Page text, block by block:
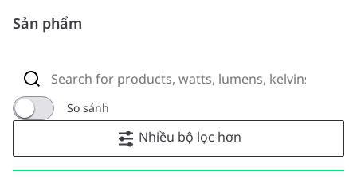
Sản phẩm
So sánh
Nhiều bộ lọc hơn